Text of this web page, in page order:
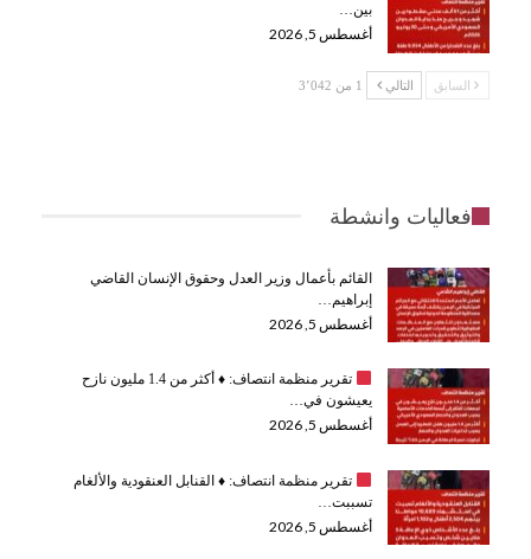
بين…
أغسطس 5, 2026
السابق التالي 1 من 3٬042
فعاليات وانشطة
القائم بأعمال وزير العدل وحقوق الإنسان القاضي
إبراهيم…
أغسطس 5, 2026
تقرير منظمة انتصاف: ♦️
أكثر من 1.4 مليون نازح
يعيشون في…
أغسطس 5, 2026
تقرير منظمة انتصاف: ♦️القنابل العنقودية والألغام
تسببت…
أغسطس 5, 2026